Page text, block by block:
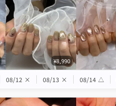
¥8,990
08/12 × 08/13 × 08/14 △